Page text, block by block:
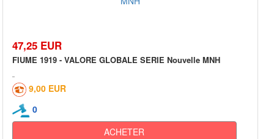
47,25 EUR
FIUME 1919 - VALORE GLOBALE SERIE Nouvelle MNH
9,00 EUR
0
ACHETER